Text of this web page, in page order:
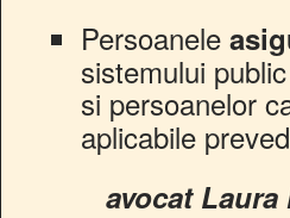
Persoanele
sistemului
si persoanelor
aplicabile
avocat Laura